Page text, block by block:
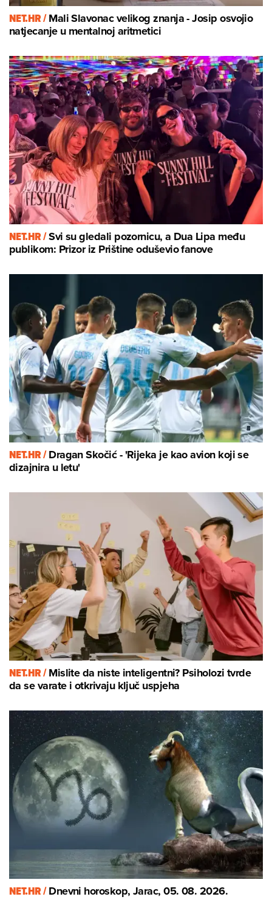
NET.HR /Mali Slavonac velikog znanja - Josip osvojio
natjecanje u mentalnoj aritmetici
NET.HR /Svi su gledali pozornicu, a Dua Lipa među
publikom: Prizor iz Prištine oduševio fanove
NET.HR /Dragan Skočić - 'Rijeka je kao avion koji se
dizajnira u letu'
NET.HR /Mislite da niste inteligentni? Psiholozi tvrde
da se varate i otkrivaju ključ uspjeha
NET.HR /Dnevni horoskop, Jarac, 05. 08. 2026.